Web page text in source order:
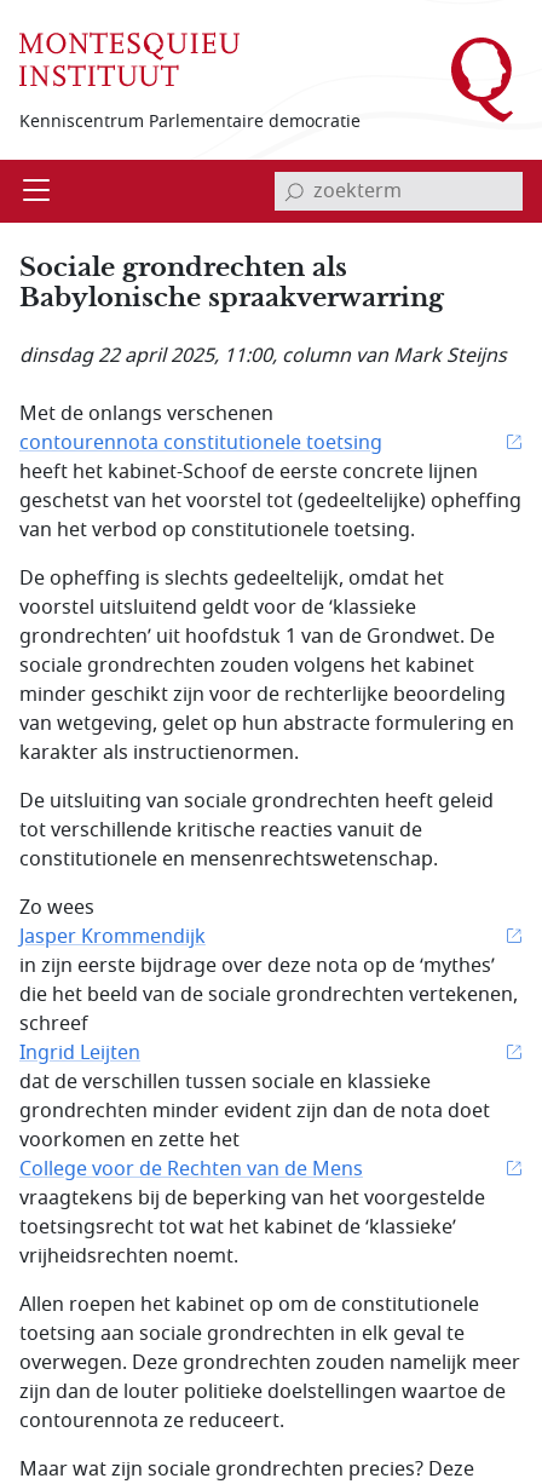
Kenniscentrum Parlementaire democratie
Open invoerveld zoekterm
Sociale grondrechten als
Babylonische spraakverwar­ring
dinsdag 22 april 2025, 11:00, column van Mark Steijns
Met de onlangs verschenen
contourennota constitutionele toetsing
heeft het kabinet-Schoof de eerste concrete lijnen
geschetst van het voorstel tot (gedeeltelijke) opheffing
van het verbod op constitutionele toetsing.
De opheffing is slechts gedeeltelijk, omdat het
voorstel uitsluitend geldt voor de ‘klassieke
grondrechten’ uit hoofdstuk 1 van de Grondwet. De
sociale grondrechten zouden volgens het kabinet
minder geschikt zijn voor de rechterlijke beoordeling
van wetgeving, gelet op hun abstracte formulering en
karakter als instructienormen.
De uitsluiting van sociale grondrechten heeft geleid
tot verschillende kritische reacties vanuit de
constitutionele en mensenrechtswetenschap.
Zo wees
Jasper Krommendijk
in zijn eerste bijdrage over deze nota op de ‘mythes’
die het beeld van de sociale grondrechten vertekenen,
schreef
Ingrid Leijten
dat de verschillen tussen sociale en klassieke
grondrechten minder evident zijn dan de nota doet
voorkomen en zette het
College voor de Rechten van de Mens
vraagtekens bij de beperking van het voorgestelde
toetsingsrecht tot wat het kabinet de ‘klassieke’
vrijheidsrechten noemt.
Allen roepen het kabinet op om de constitutionele
toetsing aan sociale grondrechten in elk geval te
overwegen. Deze grondrechten zouden namelijk meer
zijn dan de louter politieke doelstellingen waartoe de
contourennota ze reduceert.
Maar wat zijn sociale grondrechten precies? Deze